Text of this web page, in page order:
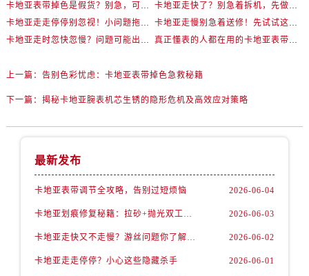
卡地亚表带掉色是假货？别急，可能是这些日常习惯惹的祸
卡地亚走快了？别急着拆机，先做这一步
卡地亚走走停停别忽视！小问题拖成大修很烧钱
卡地亚走慢别急着送修！先试试这些方法
卡地亚走时忽快忽慢？问题可能出在你睡觉时！
真正懂表的人都在用的卡地亚表带调节技巧
上一篇： 告别色彩忧虑：卡地亚表带掉色急救秘籍
下一篇： 揭秘卡地亚腕表机芯生锈的隐形危机及高效应对策略
最新发布
卡地亚表带调节全攻略，告别过短烦恼 2026-06-04
卡地亚划痕修复秘籍：拉砂+抛光双工艺还原如新 2026-06-03
卡地亚走快又不走慢？游丝问题你了解多少？ 2026-06-02
卡地亚走走停停？小心这些隐藏杀手 2026-06-01